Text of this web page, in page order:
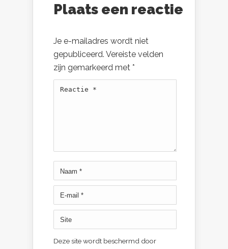
Plaats een reactie
Je e-mailadres wordt niet
gepubliceerd. Vereiste velden
zijn gemarkeerd met *
Deze site wordt beschermd door